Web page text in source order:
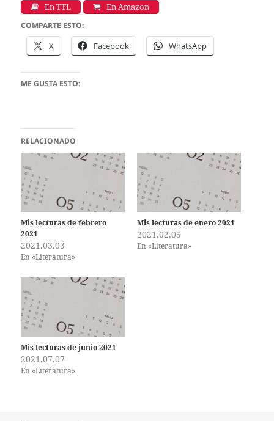
En TTL En Amazon
COMPARTE ESTO:
X Facebook WhatsApp
ME GUSTA ESTO:
RELACIONADO
Mis lecturas de febrero
2021
2021.03.03
En «Literatura»
Mis lecturas de enero 2021
2021.02.05
En «Literatura»
Mis lecturas de junio 2021
2021.07.07
En «Literatura»